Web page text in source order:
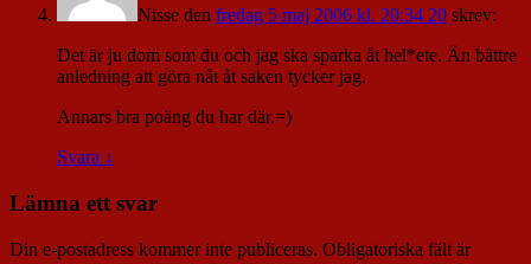
Nisse den fredag 5 maj 2006 kl. 20:34 20 skrev:
Det är ju dom som du och jag ska sparka åt hel*ete. Än bättre
anledning att göra nåt åt saken tycker jag.
Annars bra poäng du har där.=)
Svara ↓
Lämna ett svar
Din e-postadress kommer inte publiceras. Obligatoriska fält är